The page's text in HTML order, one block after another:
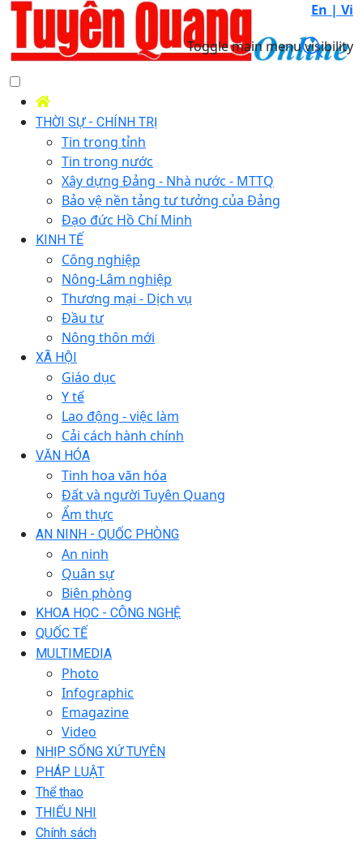
En | Vi
Toggle main menu visibility
THỜI SỰ - CHÍNH TRỊ
Tin trong tỉnh
Tin trong nước
Xây dựng Đảng - Nhà nước - MTTQ
Bảo vệ nền tảng tư tưởng của Đảng
Đạo đức Hồ Chí Minh
KINH TẾ
Công nghiệp
Nông-Lâm nghiệp
Thương mại - Dịch vụ
Đầu tư
Nông thôn mới
XÃ HỘI
Giáo dục
Y tế
Lao động - việc làm
Cải cách hành chính
VĂN HÓA
Tinh hoa văn hóa
Đất và người Tuyên Quang
Ẩm thực
AN NINH - QUỐC PHÒNG
An ninh
Quân sự
Biên phòng
KHOA HỌC - CÔNG NGHỆ
QUỐC TẾ
MULTIMEDIA
Photo
Infographic
Emagazine
Video
NHỊP SỐNG XỨ TUYÊN
PHÁP LUẬT
Thể thao
THIẾU NHI
Chính sách